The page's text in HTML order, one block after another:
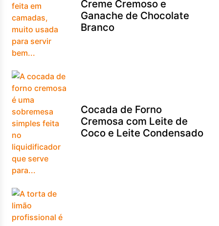
Creme Cremoso e
Ganache de Chocolate
Branco
Cocada de Forno
Cremosa com Leite de
Coco e Leite Condensado